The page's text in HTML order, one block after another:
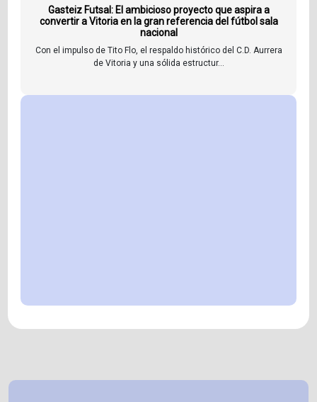
Gasteiz Futsal: El ambicioso proyecto que aspira a
convertir a Vitoria en la gran referencia del fútbol sala
nacional
Con el impulso de Tito Flo, el respaldo histórico del C.D. Aurrera
de Vitoria y una sólida estructur...